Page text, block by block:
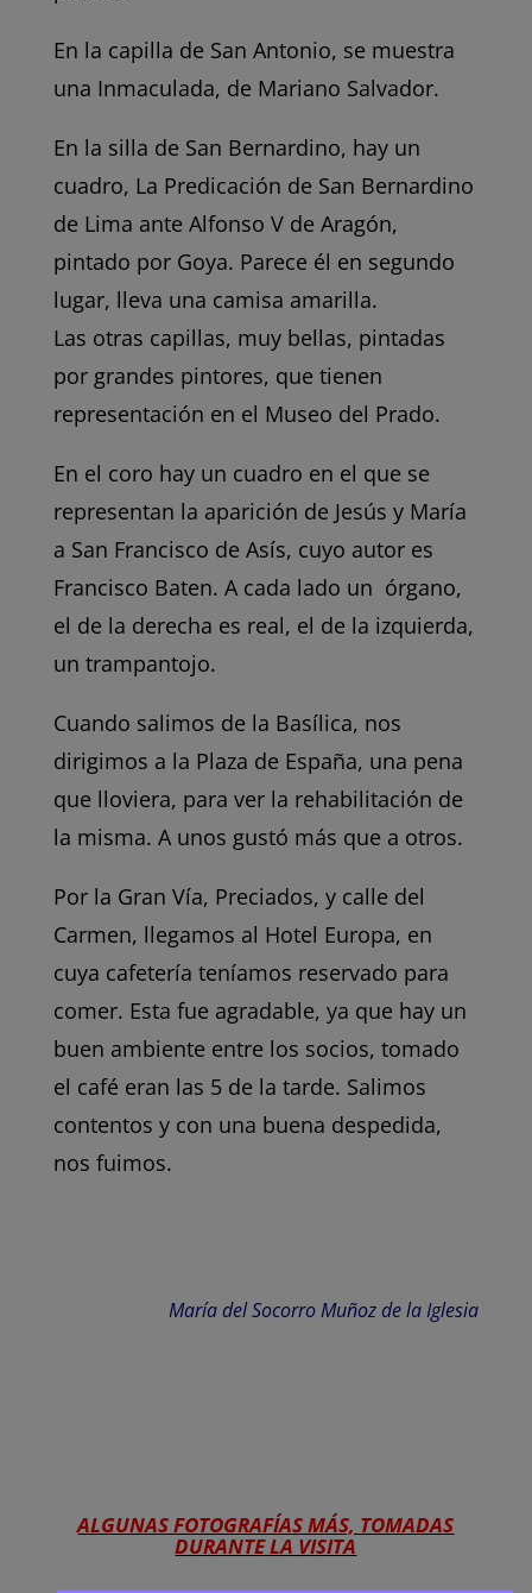
En la capilla de San Antonio, se muestra
una Inmaculada, de Mariano Salvador.
En la silla de San Bernardino, hay un
cuadro, La Predicación de San Bernardino
de Lima ante Alfonso V de Aragón,
pintado por Goya. Parece él en segundo
lugar, lleva una camisa amarilla.
Las otras capillas, muy bellas, pintadas
por grandes pintores, que tienen
representación en el Museo del Prado.
En el coro hay un cuadro en el que se
representan la aparición de Jesús y María
a San Francisco de Asís, cuyo autor es
Francisco Baten. A cada lado un órgano,
el de la derecha es real, el de la izquierda,
un trampantojo.
Cuando salimos de la Basílica, nos
dirigimos a la Plaza de España, una pena
que lloviera, para ver la rehabilitación de
la misma. A unos gustó más que a otros.
Por la Gran Vía, Preciados, y calle del
Carmen, llegamos al Hotel Europa, en
cuya cafetería teníamos reservado para
comer. Esta fue agradable, ya que hay un
buen ambiente entre los socios, tomado
el café eran las 5 de la tarde. Salimos
contentos y con una buena despedida,
nos fuimos.
María del Socorro Muñoz de la Iglesia
ALGUNAS FOTOGRAFÍAS MÁS, TOMADAS
DURANTE LA VISITA